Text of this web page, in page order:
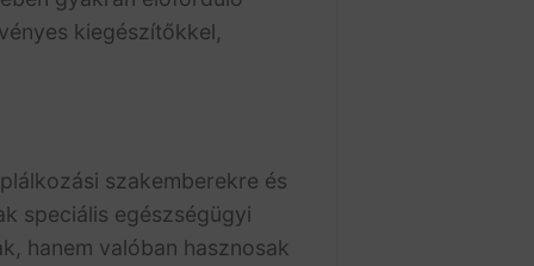
kiegészítőkkel,
szakemberekre és
speciális egészségügyi
hanem valóban hasznosak